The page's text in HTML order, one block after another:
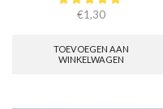
€1,30
TOEVOEGEN AAN
WINKELWAGEN